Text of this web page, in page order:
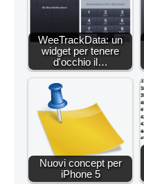
WeeTrackData: un
widget per tenere
d'occhio il…
Nuovi concept per
iPhone 5